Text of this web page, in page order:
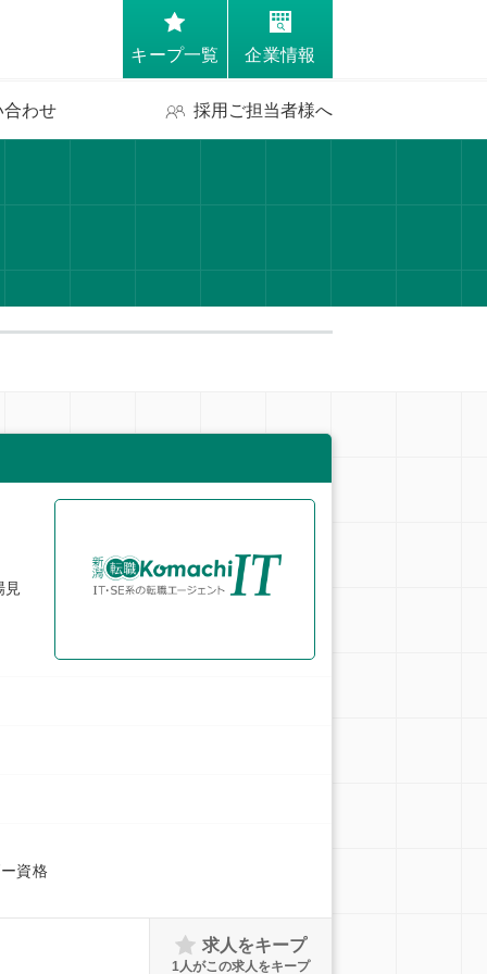
キープ一覧 企業情報
わせ 採用ご担当者様へ
見
資格
求人をキープ
1人がこの求人をキープ